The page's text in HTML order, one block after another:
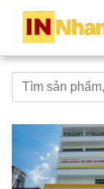
innhanh.com.vn
Từ khoá tìm kiếm